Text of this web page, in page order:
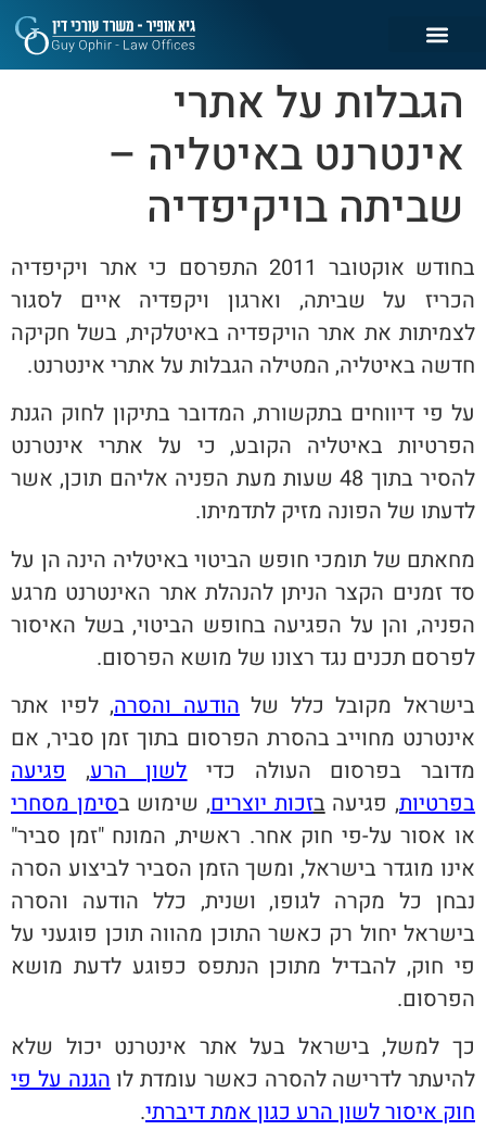
הגבלות על אתרי
אינטרנט באיטליה –
שביתה בויקיפדיה
בחודש אוקטובר 2011 התפרסם כי אתר ויקיפדיה
הכריז על שביתה, וארגון ויקפדיה איים לסגור
לצמיתות את אתר הויקפדיה באיטלקית, בשל חקיקה
חדשה באיטליה, המטילה הגבלות על אתרי אינטרנט.
על פי דיווחים בתקשורת, המדובר בתיקון לחוק הגנת
הפרטיות באיטליה הקובע, כי על אתרי אינטרנט
להסיר בתוך 48 שעות מעת הפניה אליהם תוכן, אשר
לדעתו של הפונה מזיק לתדמיתו.
מחאתם של תומכי חופש הביטוי באיטליה הינה הן על
סד זמנים הקצר הניתן להנהלת אתר האינטרנט מרגע
הפניה, והן על הפגיעה בחופש הביטוי, בשל האיסור
לפרסם תכנים נגד רצונו של מושא הפרסום.
בישראל מקובל כלל שלהודעה והסרה, לפיו אתר
אינטרנט מחוייב בהסרת הפרסום בתוך זמן סביר, אם
מדובר בפרסום העולה כדילשון הרע, פגיעה
בפרטיות, פגיעהבזכות יוצרים, שימוש בסימן מסחרי
או אסור על-פי חוק אחר. ראשית, המונח "זמן סביר"
אינו מוגדר בישראל, ומשך הזמן הסביר לביצוע הסרה
נבחן כל מקרה לגופו, ושנית, כלל הודעה והסרה
בישראל יחול רק כאשר התוכן מהווה תוכן פוגעני על
פי חוק, להבדיל מתוכן הנתפס כפוגע לדעת מושא
הפרסום.
כך למשל, בישראל בעל אתר אינטרנט יכול שלא
להיעתר לדרישה להסרה כאשר עומדת לוהגנה על פי
חוק איסור לשון הרע כגון אמת דיברתי.